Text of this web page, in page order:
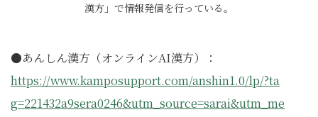
漢方」で情報発信を行っている。
●あんしん漢方（オンラインAI漢方）：
https://www.kamposupport.com/anshin1.0/lp/?ta
g=221432a9sera0246&utm_source=sarai&utm_me